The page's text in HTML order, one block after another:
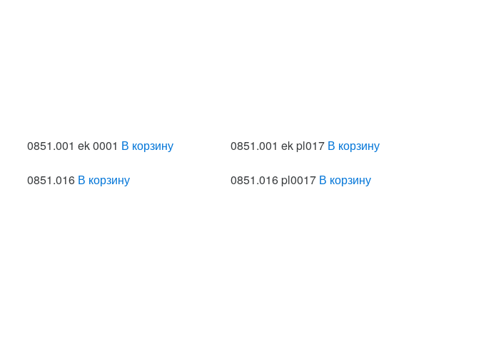
0851.001 ek 0001 В корзину 0851.001 ek pl017 В корзину
0851.016 В корзину 0851.016 pl0017 В корзину